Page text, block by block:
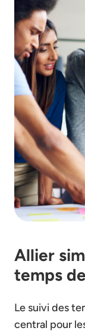
Allier
temps
Le suivi des
central pour